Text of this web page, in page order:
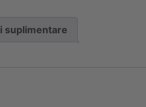
suplimentare